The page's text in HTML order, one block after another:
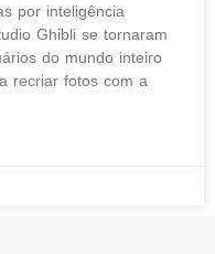
por inteligência
Ghibli se tornaram
do mundo inteiro
recriar fotos com a